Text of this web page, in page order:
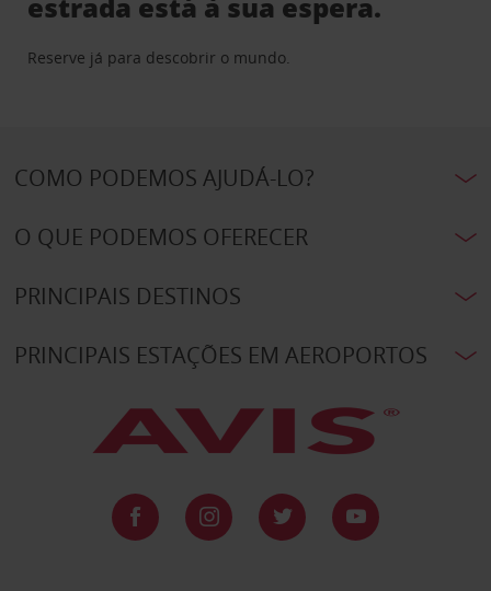
Reserve já para descobrir o mundo.
COMO PODEMOS AJUDÁ-LO?
O QUE PODEMOS OFERECER
PRINCIPAIS DESTINOS
PRINCIPAIS ESTAÇÕES EM AEROPORTOS